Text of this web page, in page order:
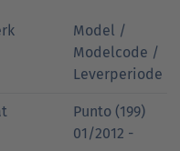
Model /
Modelcode /
Leverperiode
Punto (199)
01/2012 -